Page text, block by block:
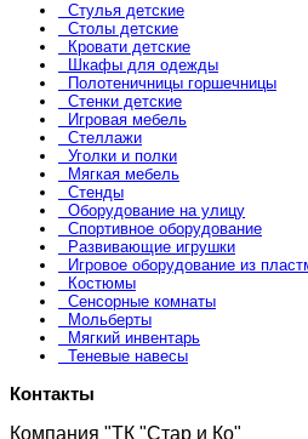
Стулья детские
Столы детские
Кровати детские
Шкафы для одежды
Полотеничницы горшечницы
Стенки детские
Игровая мебель
Стеллажи
Уголки и полки
Мягкая мебель
Стенды
Оборудование на улицу
Спортивное оборудование
Развивающие игрушки
Игровое оборудование из
Костюмы
Сенсорные комнаты
Мольберты
Мягкий инвентарь
Теневые навесы
Контакты
Компания "ТК "Стар и Ко"